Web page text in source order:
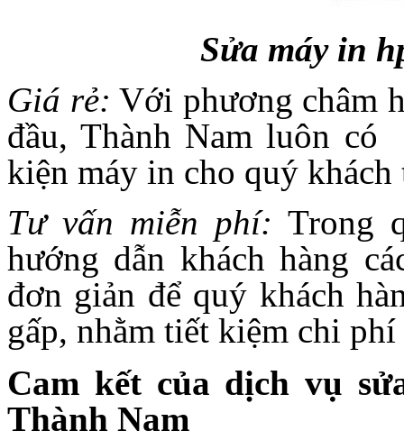
Sửa máy in
Giá rẻ: Với phương châm
đầu, Thành Nam luôn
kiện máy in cho quý
Tư vấn miễn phí: Trong
hướng dẫn khách hàng
đơn giản để quý khách
gấp, nhằm tiết kiệm chi
Cam kết của dịch vụ
Thành Nam